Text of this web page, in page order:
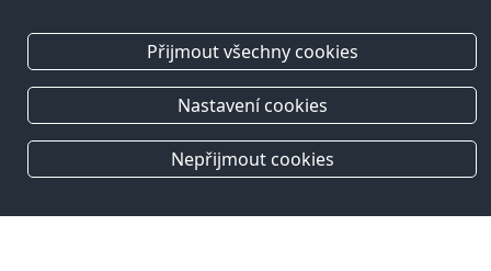
Přijmout všechny cookies
Nastavení cookies
Nepřijmout cookies